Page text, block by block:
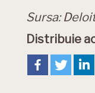
Sursa:
Distribuie